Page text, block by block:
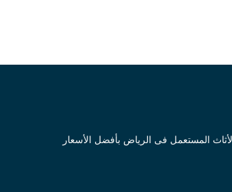
المستعمل فى الرياض بأفضل الأسعار